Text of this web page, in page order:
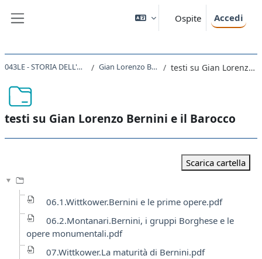
Ospite Accedi
043LE - STORIA DELL'ARTE MODERNA 2020 Gian Lorenzo Bernini e il Barocco testi su Gian Lorenzo Bernini e il Barocco
testi su Gian Lorenzo Bernini e il Barocco
Scarica cartella
06.1.Wittkower.Bernini e le prime opere.pdf
06.2.Montanari.Bernini, i gruppi Borghese e le
opere monumentali.pdf
07.Wittkower.La maturità di Bernini.pdf